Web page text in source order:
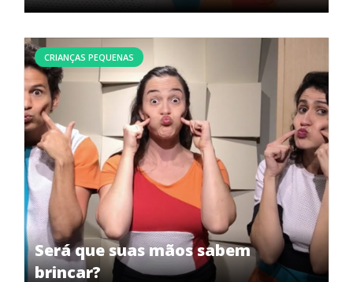
Será que suas mãos sabem
brincar?
CRIANÇAS PEQUENAS